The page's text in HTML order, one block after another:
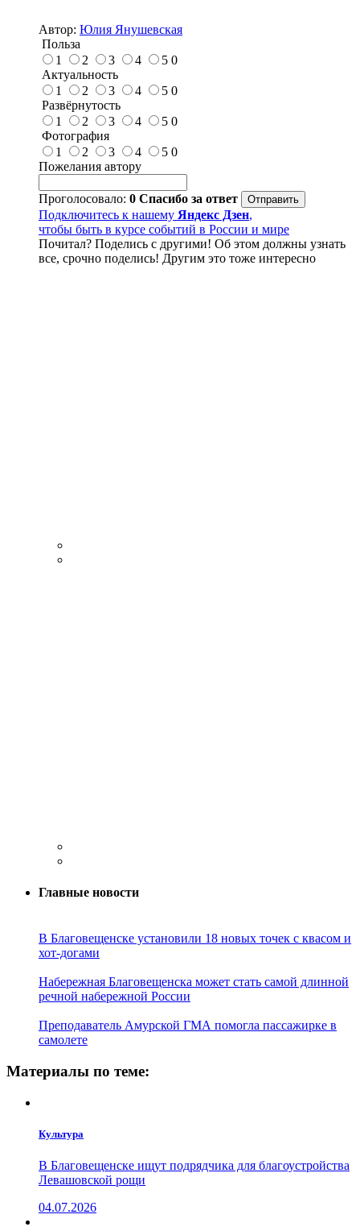
Автор: Юлия Янушевская
Польза
1
2 3 4 5 0
Актуальность
1
2 3 4 5 0
Развёрнутость
1
2 3 4 5 0
Фотография
1
2 3 4 5 0
Пожелания автору
Проголосовало: 0 Спасибо за ответ
Подключитесь к нашему Яндекс Дзен,
чтобы быть в курсе событий в России и мире
Почитал? Поделись с другими! Об этом должны узнать
все, срочно поделись! Другим это тоже интересно
Главные новости
В Благовещенске установили 18 новых точек с квасом и
хот-догами
Набережная Благовещенска может стать самой длинной
речной набережной России
Преподаватель Амурской ГМА помогла пассажирке в
самолете
Материалы по теме:
Культура
В Благовещенске ищут подрядчика для благоустройства
Левашовской рощи
04.07.2026